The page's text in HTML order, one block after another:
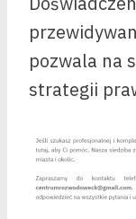
pozwala na
strategii